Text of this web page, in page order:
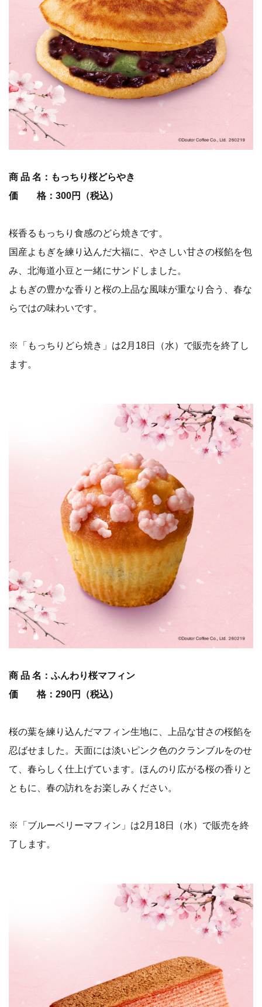
商 品 名：もっちり桜どらやき
価 格：300円（税込）
桜香るもっちり食感のどら焼きです。
国産よもぎを練り込んだ大福に、やさしい甘さの桜餡を包
み、北海道小豆と一緒にサンドしました。
よもぎの豊かな香りと桜の上品な風味が重なり合う、春な
らではの味わいです。
※「もっちりどら焼き」は2月18日（水）で販売を終了し
ます。
商 品 名：ふんわり桜マフィン
価 格：290円（税込）
桜の葉を練り込んだマフィン生地に、上品な甘さの桜餡を
忍ばせました。天面には淡いピンク色のクランブルをのせ
て、春らしく仕上げています。ほんのり広がる桜の香りと
ともに、春の訪れをお楽しみください。
※「ブルーベリーマフィン」は2月18日（水）で販売を終
了します。